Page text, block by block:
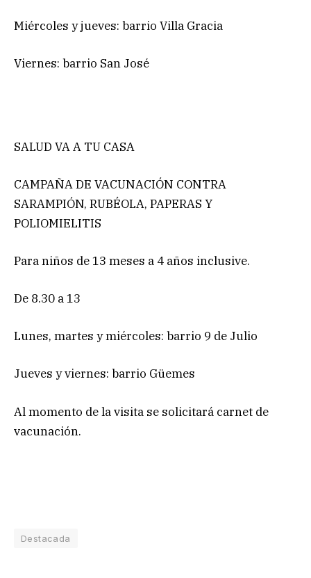
Miércoles y jueves: barrio Villa Gracia
Viernes: barrio San José
SALUD VA A TU CASA
CAMPAÑA DE VACUNACIÓN CONTRA
SARAMPIÓN, RUBÉOLA, PAPERAS Y
POLIOMIELITIS
Para niños de 13 meses a 4 años inclusive.
De 8.30 a 13
Lunes, martes y miércoles: barrio 9 de Julio
Jueves y viernes: barrio Güemes
Al momento de la visita se solicitará carnet de
vacunación.
Destacada